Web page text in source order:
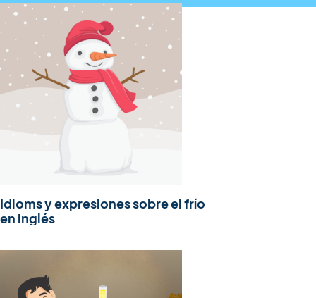
Idioms y expresiones sobre el frío
en inglés